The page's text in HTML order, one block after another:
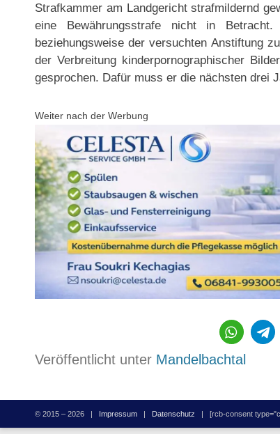
Strafkammer am Landgericht strafmildernd
eine Bewährungsstrafe nicht in
beziehungsweise der versuchten Anstiftung
der Verbreitung kinderpornographischer
gesprochen. Dafür muss er die nächsten drei
Weiter nach der Werbung
Veröffentlicht unter Mandelbachtal
© 2015 – 2026 | Impressum | Datenschutz | [rcb-consent